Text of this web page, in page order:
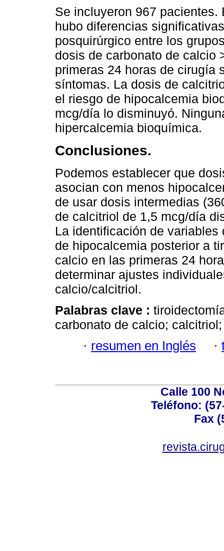
Se incluyeron 967
hubo diferencias
posquirúrgico entre los
dosis de carbonato de calcio
primeras 24 horas de cirugía
síntomas. La dosis de
el riesgo de hipocalcemia
mcg/día lo disminuyó.
hipercalcemia bioquímica.
Conclusiones.
Podemos establecer que
asocian con menos
de usar dosis intermedias
de calcitriol de 1,5 mcg/día
La identificación de
de hipocalcemia posterior a
calcio en las primeras 24
determinar ajustes
calcio/calcitriol.
Palabras clave :
carbonato de calcio;
· resumen en Inglés ·
Calle 100
Teléfono:
Fax